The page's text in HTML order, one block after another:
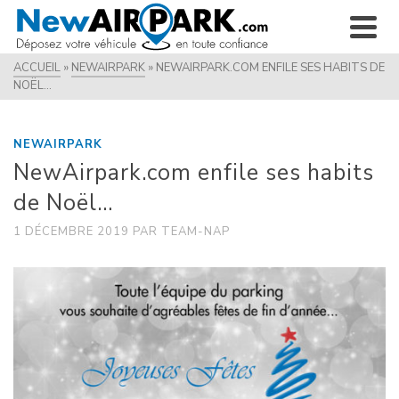
ACCUEIL » NEWAIRPARK » NEWAIRPARK.COM ENFILE SES HABITS DE
NOËL…
NEWAIRPARK
NewAirpark.com enfile ses habits
de Noël…
1 DÉCEMBRE 2019 PAR TEAM-NAP